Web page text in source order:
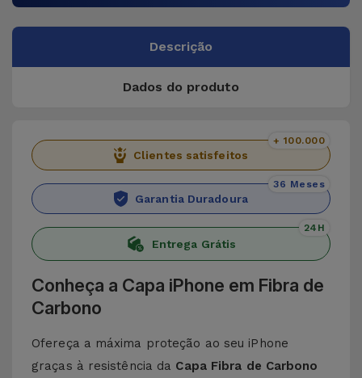
Descrição
Dados do produto
Clientes satisfeitos
+ 100.000
Garantia Duradoura
36 Meses
Entrega Grátis
24H
Conheça a Capa iPhone em Fibra de
Carbono
Ofereça a máxima proteção ao seu iPhone
graças à resistência da Capa Fibra de Carbono